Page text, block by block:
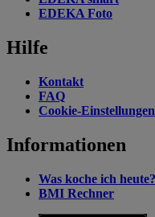
EDEKA Foto
Hilfe
Kontakt
FAQ
Cookie-Einstellungen
Informationen
Was koche ich heute?
BMI Rechner